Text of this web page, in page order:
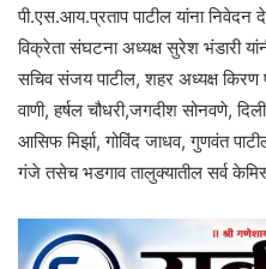
पी.एस.आय.प्रताप पाटील यांना
विक्रेता संघटना अध्यक्ष सुरेश भंडारी
सचिव संजय पाटील, शहर अध्यक्ष किरण
वाणी, हर्षल चौधरी,जगदीश सोनवणे,
आसिफ मिर्झा, गोविंद जाधव, गुणवंत
गंजे तसेच भडगाव तालुक्यातील सर्व